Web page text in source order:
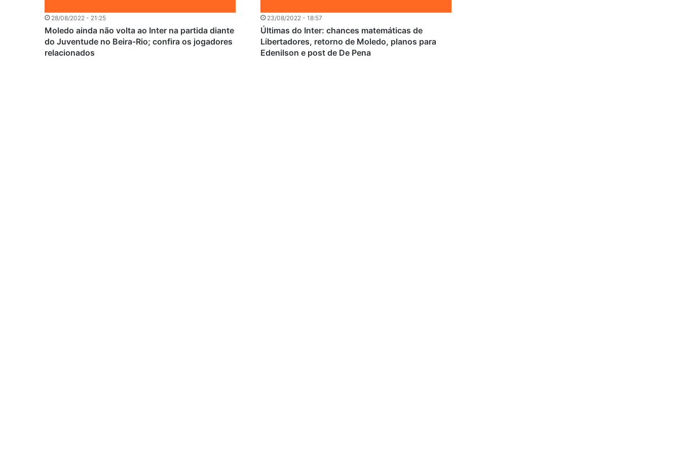
28/08/2022 - 21:25
Moledo ainda não volta ao Inter na partida diante
do Juventude no Beira-Rio; confira os jogadores
relacionados
23/08/2022 - 18:57
Últimas do Inter: chances matemáticas de
Libertadores, retorno de Moledo, planos para
Edenilson e post de De Pena